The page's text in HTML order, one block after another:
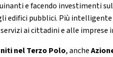
e facendo investimenti
edifici pubblici. Più
ai cittadini e alle imprese
nel Terzo Polo, anche